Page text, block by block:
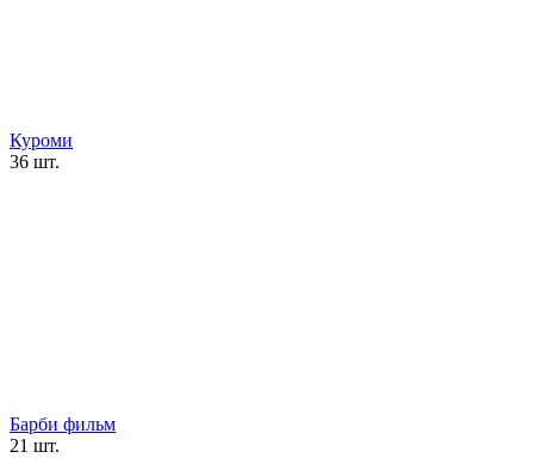
Куроми
36 шт.
Барби фильм
21 шт.